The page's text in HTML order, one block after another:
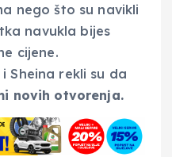
nego što su navikli
navukla bijes
cijene.
Sheina rekli su da
novih otvorenja.